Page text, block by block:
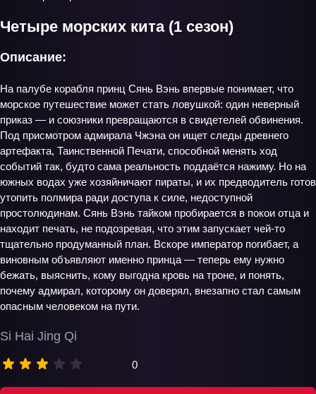
Четыре морских кита (1 сезон)
Si Hai Jing Qi
0
Описание:
На палубе корабля принц Сянь Вэнь впервые понимает, что
морское путешествие может стать ловушкой: один неверный
приказ — и союзники превращаются в свидетелей обвинения.
Под присмотром адмирала Чжэна он ищет следы древнего
артефакта, Таинственной Печати, способной менять ход
событий так, будто сама реальность поддаётся нажиму. Но на
южных водах уже хозяйничают пираты, и их предводитель готов
утопить полмира ради доступа к силе, недоступной
простолюдинам. Сянь Вэнь тайком пробирается в покои отца и
находит печать, не подозревая, что этим запускает чей‑то
тщательно продуманный план. Вскоре император погибает, а
виновным объявляют именно принца — теперь ему нужно
бежать, выяснить, кому выгодна кровь на троне, и понять,
почему адмирал, которому он доверял, внезапно стал самым
опасным человеком на пути.